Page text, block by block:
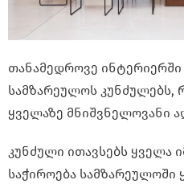
თანამედროვე
სამზარეულოს კუნძულებს,
ყველაზე მნიშვნელოვანი
კუნძული ითავსებს ყველა
საჭიროება